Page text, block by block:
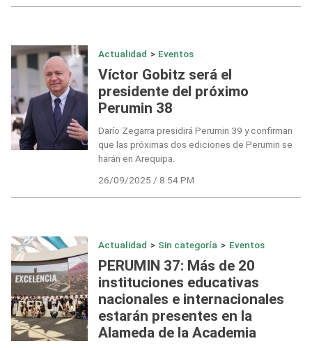
Actualidad > Eventos
Víctor Gobitz será el
presidente del próximo
Perumin 38
Darío Zegarra presidirá Perumin 39 y confirman
que las próximas dos ediciones de Perumin se
harán en Arequipa.
26/09/2025 / 8:54 PM
Actualidad > Sin categoría > Eventos
PERUMIN 37: Más de 20
instituciones educativas
nacionales e internacionales
estarán presentes en la
Alameda de la Academia